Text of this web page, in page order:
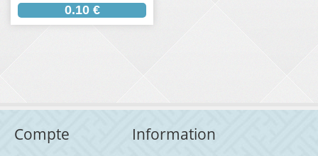
0.10 €
Compte Information